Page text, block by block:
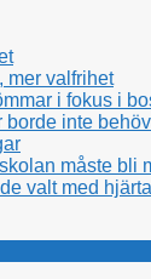
mer valfrihet
i fokus i
borde inte
måste bli
valt med